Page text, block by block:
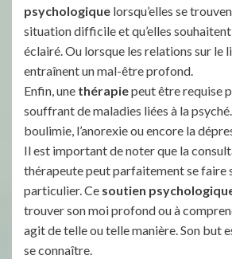
psychologique lorsqu’elles se
situation difficile et qu’elles
éclairé. Ou lorsque les relations sur le
entraînent un mal-être profond.
Enfin, une thérapiepeut être requise
souffrant de maladies liées à la psyché.
boulimie, l’anorexie ou encore la
Il est important de noter que la
thérapeute peut parfaitement se faire
particulier. Ce soutien
trouver son moi profond ou à
agit de telle ou telle manière. Son but
se connaître.